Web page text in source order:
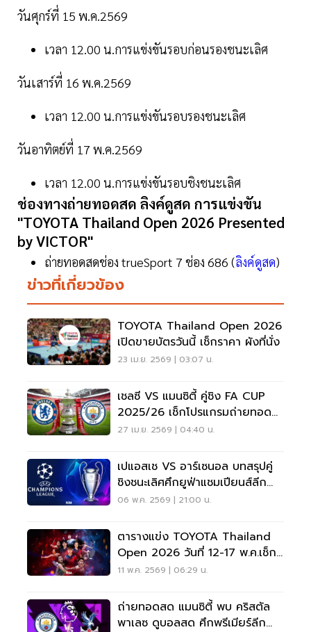
วันศุกร์ที่ 15 พ.ค.2569
เวลา 12.00 น.การแข่งขันรอบก่อนรองชนะเลิศ
วันเสาร์ที่ 16 พ.ค.2569
เวลา 12.00 น.การแข่งขันรอบรองชนะเลิศ
วันอาทิตย์ที่ 17 พ.ค.2569
เวลา 12.00 น.การแข่งขันรอบชิงชนะเลิศ
ช่องทางถ่ายทอดสด ลิงค์ดูสด การแข่งขัน
"TOYOTA Thailand Open 2026 Presented
by VICTOR"
ถ่ายทอดสดช่อง trueSport 7 ช่อง 686 (ลิงค์ดูสด)
ข่าวที่เกี่ยวข้อง
TOYOTA Thailand Open 2026
เปิดขายบัตรวันนี้ เช็กราคา ผังที่นั่ง
23 เม.ย. 2569 | 03:07 น.
เชลซี VS แมนซิตี้ คู่ชิง FA CUP
2025/26 เช็กโปรแกรมถ่ายทอด
สด-เส้นทางสู่แชมป์
27 เม.ย. 2569 | 04:40 น.
เปแอสเช VS อาร์เซนอล บทสรุปคู่
ชิงชนะเลิศศึกยูฟ่าแชมเปียนส์ลีก
UCL2025/26
06 พ.ค. 2569 | 21:00 น.
ตารางแข่ง TOYOTA Thailand
Open 2026 วันที่ 12-17 พ.ค.เช็ก
โปรแกรม ลิงค์ถ่ายทอดสด
11 พ.ค. 2569 | 06:29 น.
ถ่ายทอดสด แมนซิตี้ พบ คริสตัล
พาเลซ ดูบอลสด ศึกพรีเมียร์ลีก